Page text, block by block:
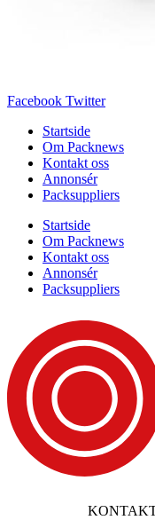
Facebook Twitter
Startside
Om Packnews
Kontakt oss
Annonsér
Packsuppliers
Startside
Om Packnews
Kontakt oss
Annonsér
Packsuppliers